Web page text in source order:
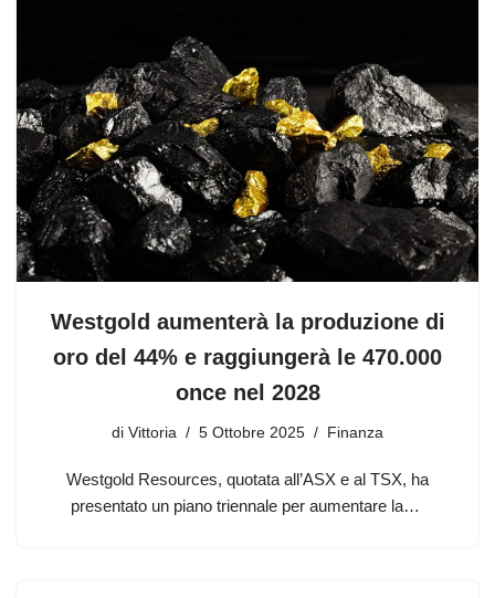
Westgold aumenterà la produzione di
oro del 44% e raggiungerà le 470.000
once nel 2028
di Vittoria 5 Ottobre 2025 Finanza
Westgold Resources, quotata all’ASX e al TSX, ha
presentato un piano triennale per aumentare la…